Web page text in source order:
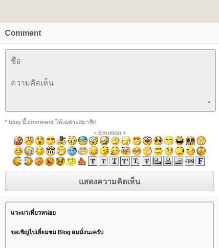
Comment
* blog นี้ comment ได้เฉพาะสมาชิก
+ Emotion+
วะมาเที่ยวหน่อ
ขอเชิญไปเยี่ยมชม Blog ผมมั่งนะครับ